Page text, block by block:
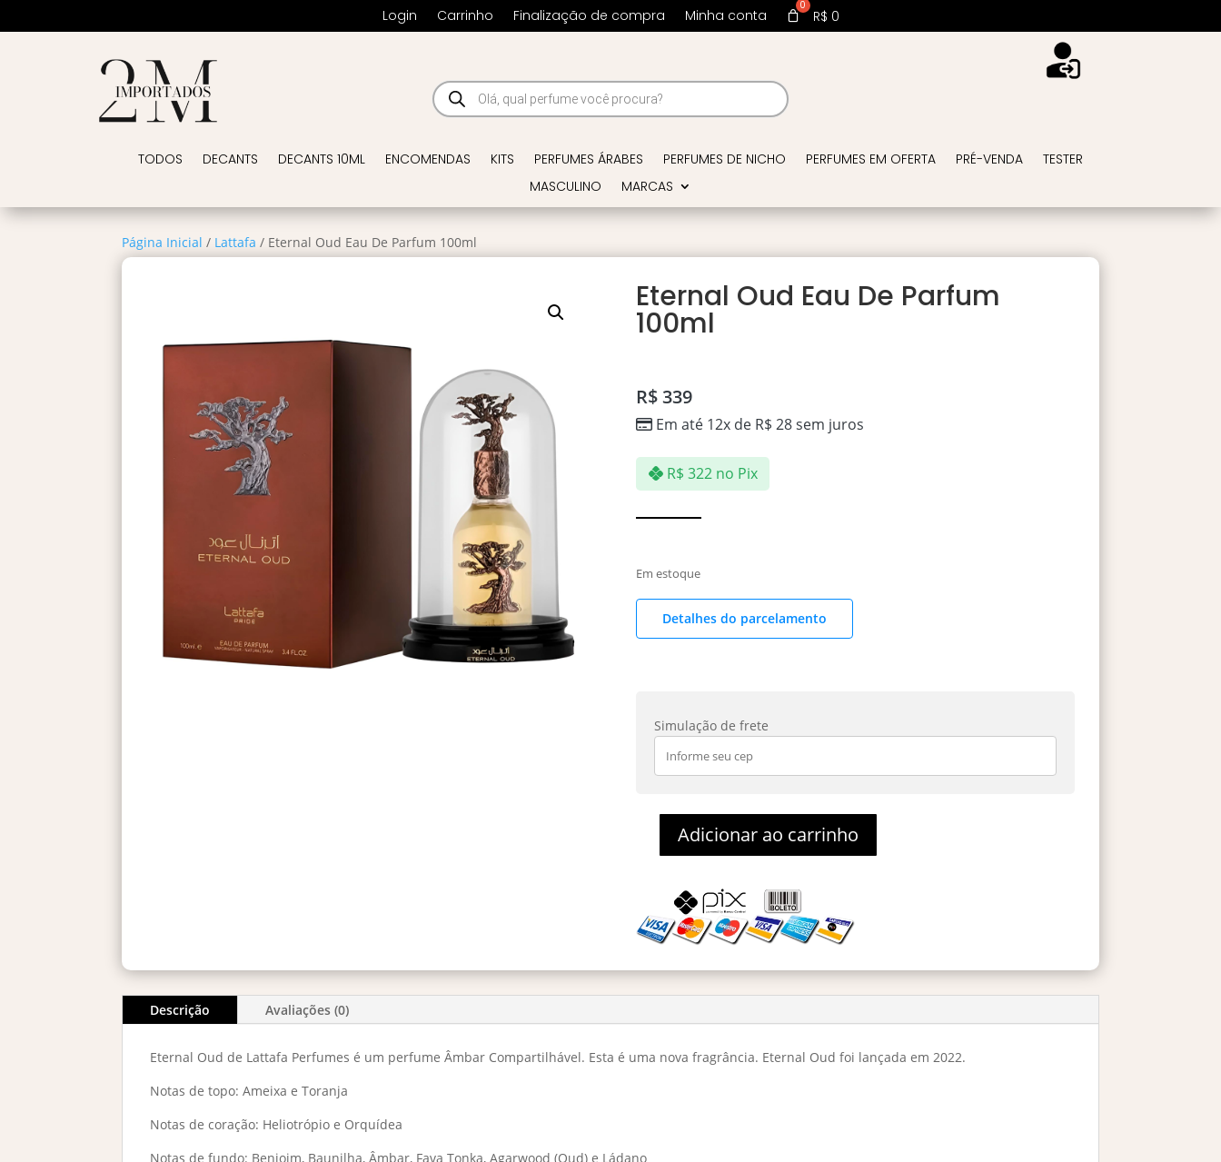
Login Carrinho Finalização de compra Minha conta R$ 0
Pesquisar
produtos
TODOS DECANTS DECANTS 10ML ENCOMENDAS KITS PERFUMES ÁRABES PERFUMES DE NICHO PERFUMES EM OFERTA PRÉ-VENDA
TESTER
MASCULINO
MARCAS
Página Inicial / Lattafa / Eternal Oud Eau De Parfum 100ml
Eternal Oud Eau De Parfum
100ml
R$339
Em até 12x de R$ 28sem juros
R$ 322 no Pix
Em estoque
Detalhes do parcelamento
Simulação de frete
Eternal
Parfum
100ml
quantidade
Adicionar ao carrinho
Descrição Avaliações (0)
Eternal Oud de Lattafa Perfumes é um perfume Âmbar Compartilhável. Esta é uma nova fragrância. Eternal Oud foi lançada em 2022.
Notas de topo: Ameixa e Toranja
Notas de coração: Heliotrópio e Orquídea
Notas de fundo: Benjoim, Baunilha, Âmbar, Fava Tonka, Agarwood (Oud) e Ládano